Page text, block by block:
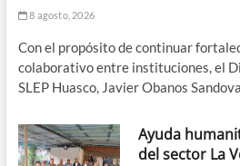
8 agosto, 2026
Con el propósito de continuar
colaborativo entre instituciones, el
SLEP Huasco, Javier Obanos
Ayuda
del sector La